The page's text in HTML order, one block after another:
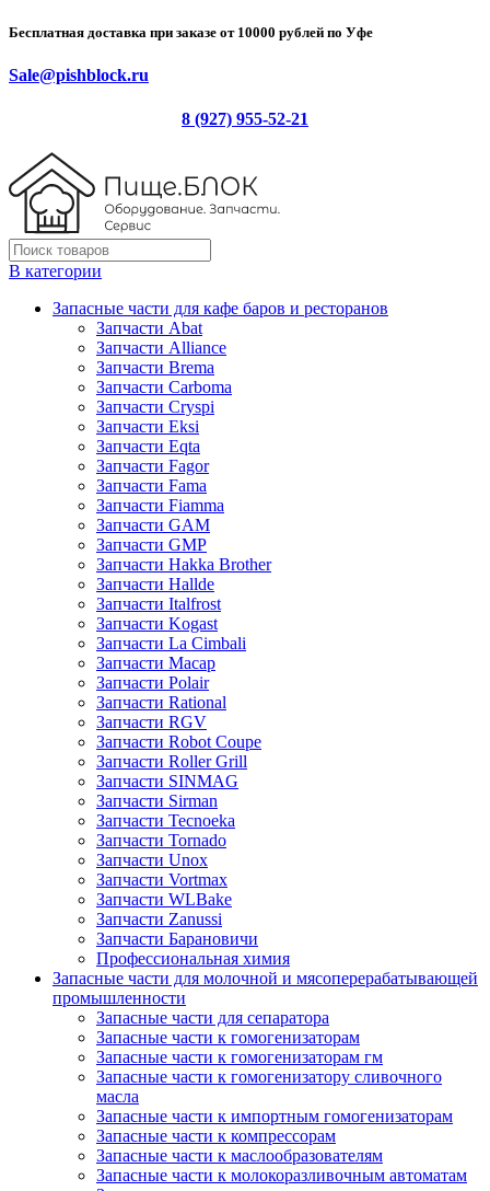
Бесплатная доставка при заказе от 10000 рублей по Уфе
Sale@pishblock.ru
8 (927) 955-52-21
В категории
Запасные части для кафе баров и ресторанов
Запчасти Abat
Запчасти Alliance
Запчасти Brema
Запчасти Carboma
Запчасти Cryspi
Запчасти Eksi
Запчасти Eqta
Запчасти Fagor
Запчасти Fama
Запчасти Fiamma
Запчасти GAM
Запчасти GMP
Запчасти Hakka Brother
Запчасти Hallde
Запчасти Italfrost
Запчасти Kogast
Запчасти La Cimbali
Запчасти Macap
Запчасти Polair
Запчасти Rational
Запчасти RGV
Запчасти Robot Coupe
Запчасти Roller Grill
Запчасти SINMAG
Запчасти Sirman
Запчасти Tecnoeka
Запчасти Tornado
Запчасти Unox
Запчасти Vortmax
Запчасти WLBake
Запчасти Zanussi
Запчасти Барановичи
Профессиональная химия
Запасные части для молочной и мясоперерабатывающей
промышленности
Запасные части для сепаратора
Запасные части к гомогенизаторам
Запасные части к гомогенизаторам гм
Запасные части к гомогенизатору сливочного
масла
Запасные части к импортным гомогенизаторам
Запасные части к компрессорам
Запасные части к маслообразователям
Запасные части к молокоразливочным автоматам